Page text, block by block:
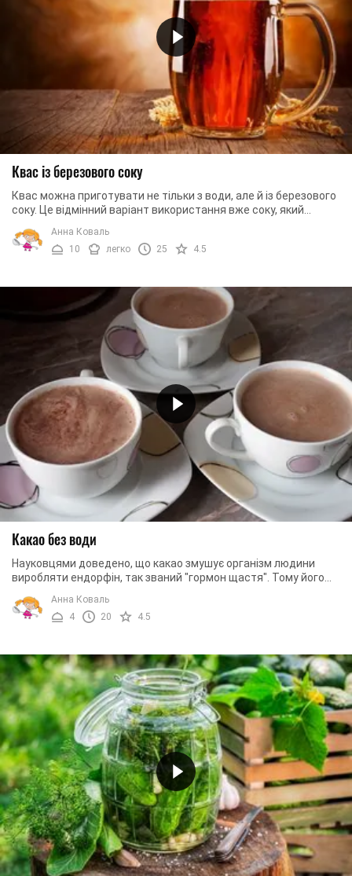
Квас із березового соку
Квас можна приготувати не тільки з води, але й із березового
соку. Це відмінний варіант використання вже соку, який
Анна Коваль
10
легко 25 4.5
Какао без води
Науковцями доведено, що какао змушує організм людини
виробляти ендорфін, так званий "гормон щастя". Тому його
Анна Коваль
4
20 4.5